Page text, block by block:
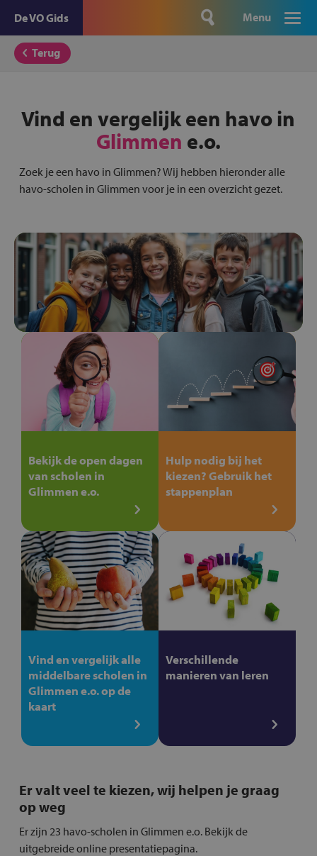
De VO Gids Menu
Terug
Vind en vergelijk een havo in
Glimmen e.o.
Zoek je een havo in Glimmen? Wij hebben hieronder alle
havo-scholen in Glimmen voor je in een overzicht gezet.
Bekijk de open dagen
van scholen in
Glimmen e.o.
Hulp nodig bij het
kiezen? Gebruik het
stappenplan
Vind en vergelijk alle
middelbare scholen in
Glimmen e.o. op de
kaart
Verschillende
manieren van leren
Er valt veel te kiezen, wij helpen je graag
op weg
Er zijn 23 havo-scholen in Glimmen e.o. Bekijk de
uitgebreide online presentatiepagina.